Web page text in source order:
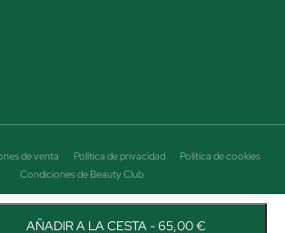
AÑADIR A LA CESTA - 65,00 €
de venta Política de privacidad
Política de cookies
Condiciones de Beauty Club
Lliça de Vall Email: info@perfumeriajulia.es Teléfono: +34